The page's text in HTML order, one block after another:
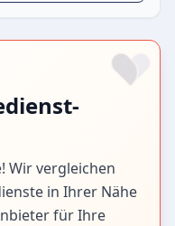
Wir vergleichen
in Ihrer Nähe
für Ihre